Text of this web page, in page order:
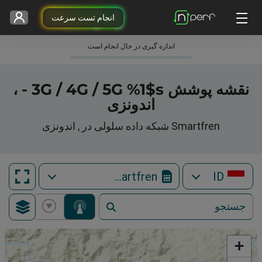
انجام تست سرعت
اندازه گیری در حال انجام است
نقشه پوشش 3G / 4G / 5G %1$s - ،
اندونزی
Smartfren شبکه داده سلولی در , اندونزی
ID
Smartfren
+